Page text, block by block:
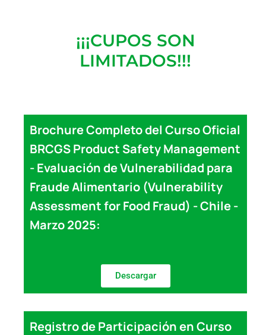
¡¡¡CUPOS SON
LIMITADOS!!!
Brochure Completo del Curso Oficial
BRCGS Product Safety Management
- Evaluación de Vulnerabilidad para
Fraude Alimentario (Vulnerability
Assessment for Food Fraud) - Chile -
Marzo 2025:
Descargar
Registro de Participación en Curso